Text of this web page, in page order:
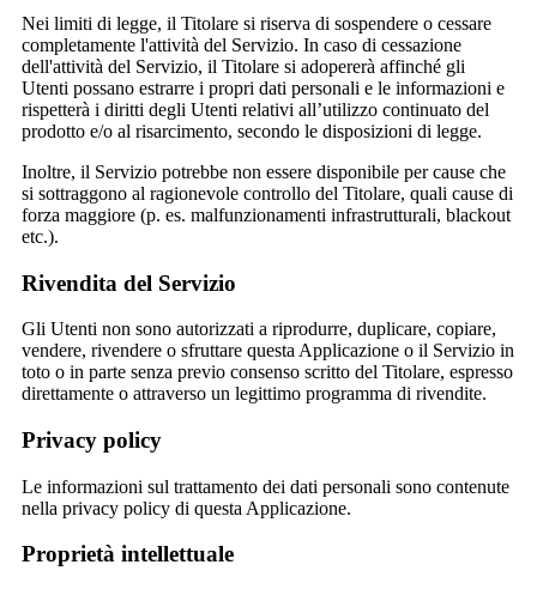
Nei limiti di legge, il Titolare si riserva di sospendere o cessare
completamente l'attività del Servizio. In caso di cessazione
dell'attività del Servizio, il Titolare si adopererà affinché gli
Utenti possano estrarre i propri dati personali e le informazioni e
rispetterà i diritti degli Utenti relativi all’utilizzo continuato del
prodotto e/o al risarcimento, secondo le disposizioni di legge.
Inoltre, il Servizio potrebbe non essere disponibile per cause che
si sottraggono al ragionevole controllo del Titolare, quali cause di
forza maggiore (p. es. malfunzionamenti infrastrutturali, blackout
etc.).
Rivendita del Servizio
Gli Utenti non sono autorizzati a riprodurre, duplicare, copiare,
vendere, rivendere o sfruttare questa Applicazione o il Servizio in
toto o in parte senza previo consenso scritto del Titolare, espresso
direttamente o attraverso un legittimo programma di rivendite.
Privacy policy
Le informazioni sul trattamento dei dati personali sono contenute
nella privacy policy di questa Applicazione.
Proprietà intellettuale